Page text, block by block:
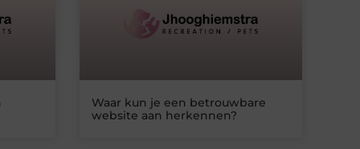
Waar kun je een betrouwbare
website aan herkennen?